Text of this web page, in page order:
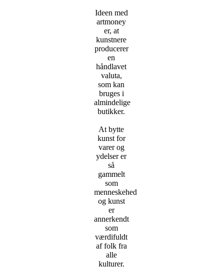
Ideen med
artmoney
er, at
kunstnere
producerer
en
håndlavet
valuta,
som kan
bruges i
almindelige
butikker.
At bytte
kunst for
varer og
ydelser er
så
gammelt
som
menneskeheden,
og kunst
er
annerkendt
som
værdifuldt
af folk fra
alle
kulturer.